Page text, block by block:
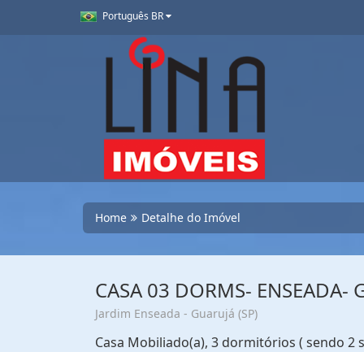
Português BR
Home Detalhe do Imóvel
CASA 03 DORMS- ENSEADA-
Jardim Enseada - Guarujá (SP)
Casa Mobiliado(a), 3 dormitórios ( sendo 2